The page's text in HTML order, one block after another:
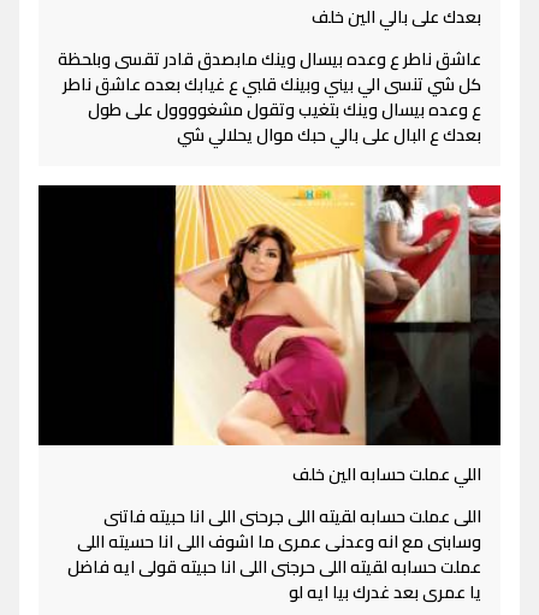
بعدك على بالي الين خلف
عاشق ناطر ع وعده بيسال وينك مابصدق قادر تقسى وبلحظة
كل شي تنسى الي بيني وبينك قلبي ع غيابك بعده عاشق ناطر
ع وعده بيسال وينك بتغيب وتقول مشغوووول على طول
بعدك ع البال على بالي حبك موال يحلالي شي
اللي عملت حسابه الين خلف
اللى عملت حسابه لقيته اللى جرحنى اللى انا حبيته فاتنى
وسابنى مع انه وعدنى عمرى ما اشوف اللى انا حسيته اللى
عملت حسابه لقيته اللى حرجنى اللى انا حبيته قولى ايه فاضل
يا عمرى بعد غدرك بيا ايه لو